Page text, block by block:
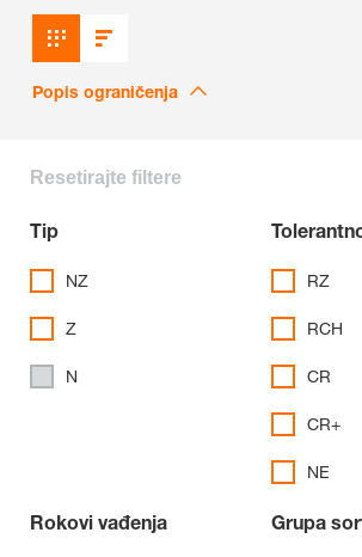
Popis ograničenja
Resetirajte filtere
Tip
NZ
Z
N
RZ
RCH
CR
CR+
NE
Rokovi vađenja Grupa